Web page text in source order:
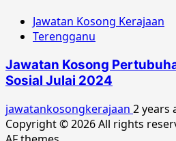
Jawatan Kosong Kerajaan
Terengganu
Jawatan Kosong
Sosial Julai 2024
jawatankosongkerajaan 2 years
Copyright © 2026 All rights